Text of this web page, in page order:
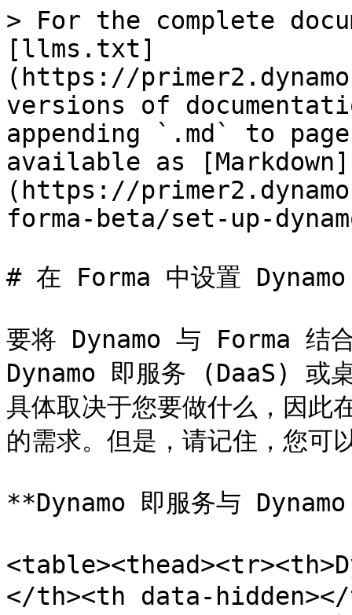
> For the complete
[llms.txt]
(https://
versions of
appending `.md` to
available as [Markdown]
(https://
forma-beta/set-up-
# 在 Forma 中设置
要将 Dynamo 与 Forma 结
Dynamo 即服务 (DaaS) 或
具体取决于您要做什么，因此
的需求。但是，请记住，您可
**Dynamo 即服务与
</th><th data-